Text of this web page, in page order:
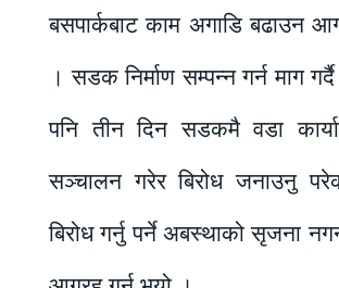
बसपार्कबाट काम अगाडि बढाउन
। सडक निर्माण सम्पन्न गर्न माग
पनि तीन दिन सडकमै वडा
सञ्चालन गरेर बिरोध जनाउनु
बिरोध गर्नु पर्ने अबस्थाको सृजना